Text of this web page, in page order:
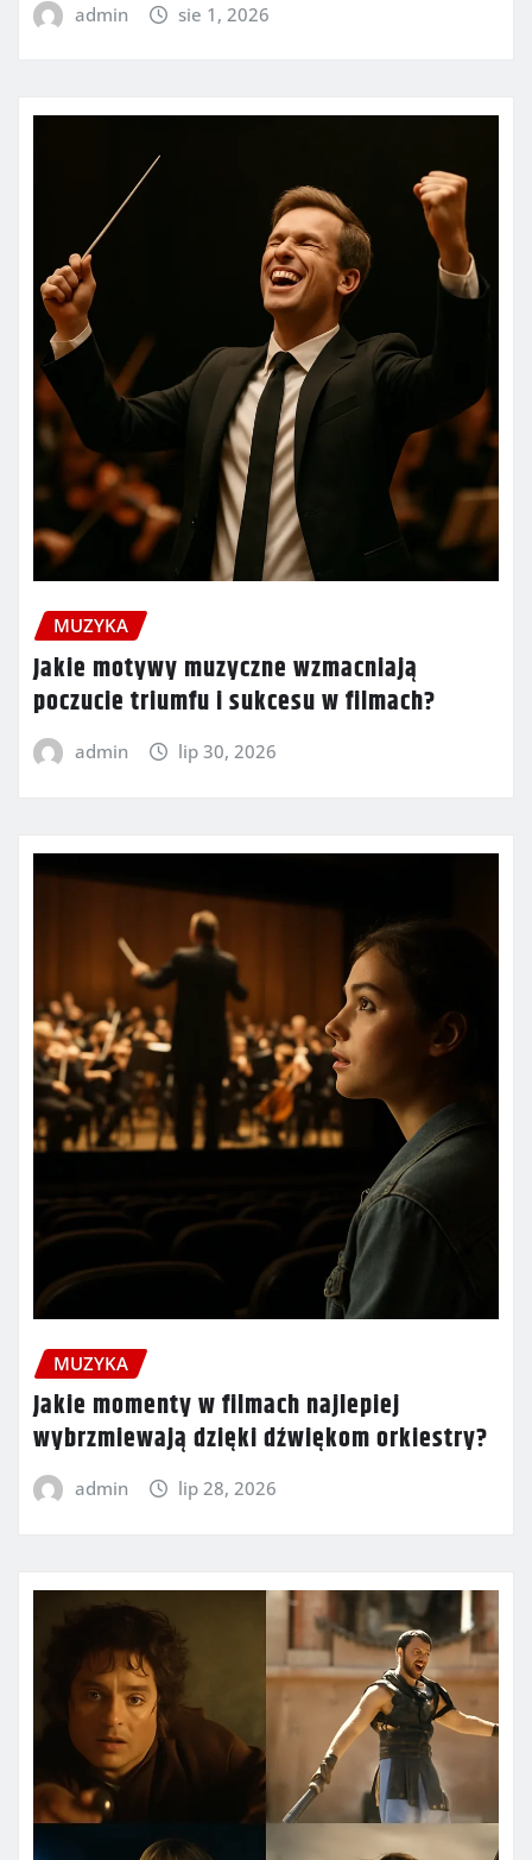
admin sie 1, 2026
MUZYKA
Jakie motywy muzyczne wzmacniają
poczucie triumfu i sukcesu w filmach?
admin lip 30, 2026
MUZYKA
Jakie momenty w filmach najlepiej
wybrzmiewają dzięki dźwiękom orkiestry?
admin lip 28, 2026